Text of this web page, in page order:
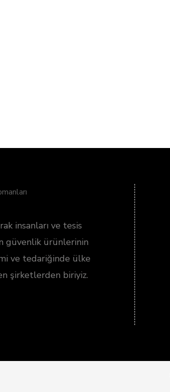
insanları ve tesis
güvenlik ürünlerinin
ve tedariğinde ülke
şirketlerden biriyiz.